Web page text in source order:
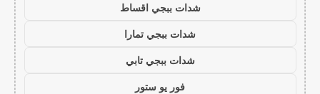
شدات ببجي اقساط
شدات ببجي تمارا
شدات ببجي تابي
فور يو ستور